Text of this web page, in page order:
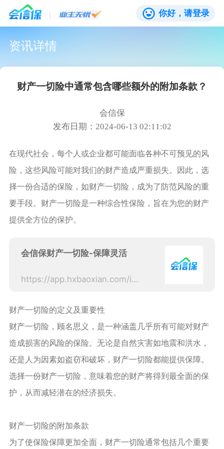
你好，请登录
资讯详情
财产一切险中通常包含哪些额外的附加条款？
会信保
发布日期：2024-06-13 02:11:02
在现代社会，每个人或企业都可能面临各种不可预见的风
险，这些风险可能对我们的财产造成严重损失。因此，选
择一份合适的保险，如财产一切险，成为了防范风险的重
要手段。财产一切险是一种综合性保险，旨在为您的财产
提供全方位的保护。
会信保财产一切险-保障灵活
https://app.hxbaoxian.com/insurances/cpicSafePropertyBd?sourceType=web
财产一切险的定义及重要性
财产一切险，顾名思义，是一种涵盖几乎所有可能对财产
造成损害的风险的保险。无论是自然灾害如地震和洪水，
还是人为因素如盗窃和破坏，财产一切险都能提供保障。
选择一份财产一切险，意味着您的财产将得到最全面的保
护，从而减轻潜在的经济损失。
财产一切险的附加条款
为了使保险保障更加全面，财产一切险通常包括几个重要